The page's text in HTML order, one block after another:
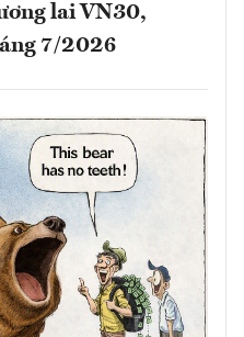
lai VN30,
7/2026